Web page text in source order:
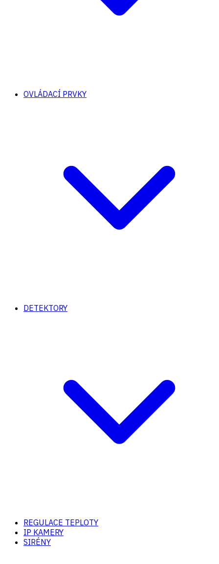
OVLÁDACÍ PRVKY
DETEKTORY
REGULACE TEPLOTY
IP KAMERY
SIRÉNY